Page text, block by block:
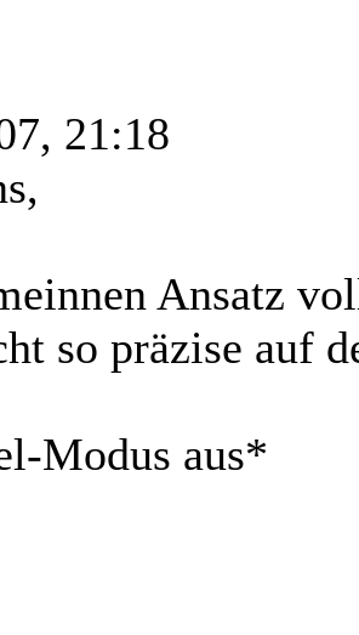
21:18
Ansatz
so präzise auf
Modus aus*